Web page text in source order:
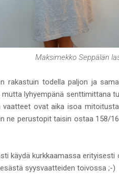
Maksimekko Seppälän
rakastuin todella paljon ja
lyhyempänä senttimittana
vaatteet ovat aika isoa
ne perustopit taisin ostaa 158/
käydä kurkkaamassa
syysvaatteiden toivossa ;-)